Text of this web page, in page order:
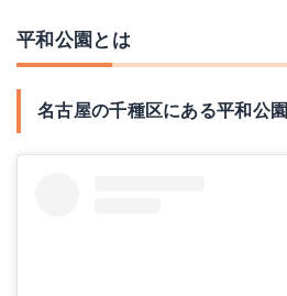
平和公園とは
名古屋の千種区にある平和公園